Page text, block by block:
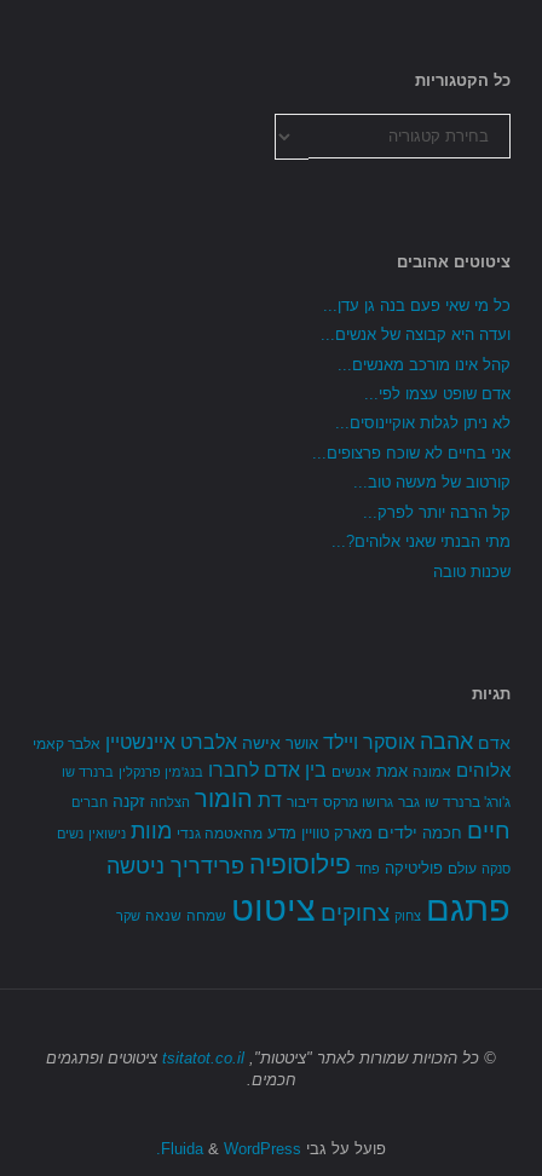
כל הקטגוריות
הקטגוריות
ציטוטים אהובים
כל מי שאי פעם בנה גן עדן...
ועדה היא קבוצה של אנשים...
קהל אינו מורכב מאנשים...
אדם שופט עצמו לפי...
לא ניתן לגלות אוקיינוסים...
אני בחיים לא שוכח פרצופים...
קורטוב של מעשה טוב...
קל הרבה יותר לפרק...
מתי הבנתי שאני אלוהים?...
שכנות טובה
תגיות
אדם אהבה אוסקר ויילד אושר אישה אלברט איינשטיין אלבר קאמי
אלוהים אמונה אמת אנשים בין אדם לחברו בנג'מין פרנקלין ברנרד שו
ג'ורג' ברנרד שו גבר גרושו מרקס דיבור דת הומור הצלחה זקנה חברים
חיים חכמה ילדים מארק טוויין מדע מהאטמה גנדי מוות נישואין נשים
סנקה עולם פוליטיקה פחד פילוסופיה פרידריך ניטשה
פתגם צחוק צחוקים ציטוט שמחה שנאה שקר
© כל הזכויות שמורות לאתר "ציטטות", tsitatot.co.il ציטוטים ופתגמים
חכמים.
פועל על גבי & WordPress.